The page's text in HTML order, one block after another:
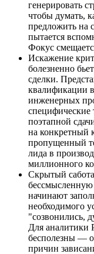
генерировать
чтобы думать,
предложить на
пытается
Фокус
Искажение
болезненно
сделки.
квалификации
инженерных
специфические
поэтапной
на конкретный
пропущенный
лида в
миллионного
Скрытый
начинают
необходимого
"созвонились,
Для аналитики
бесполезны —
причин